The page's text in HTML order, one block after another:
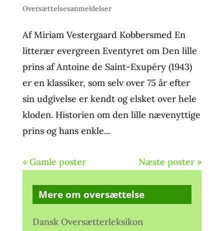
Oversættelsesanmeldelser
Af Miriam Vestergaard Kobbersmed En
litterær evergreen Eventyret om Den lille
prins af Antoine de Saint-Exupéry (1943)
er en klassiker, som selv over 75 år efter
sin udgivelse er kendt og elsket over hele
kloden. Historien om den lille nævenyttige
prins og hans enkle...
« Gamle poster Næste poster »
Mere om oversættelse
Dansk Oversætterleksikon